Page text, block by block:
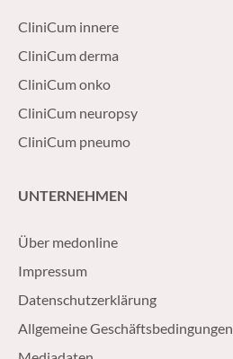
CliniCum innere
CliniCum derma
CliniCum onko
CliniCum neuropsy
CliniCum pneumo
UNTERNEHMEN
Über medonline
Impressum
Datenschutzerklärung
Allgemeine Geschäftsbedingungen